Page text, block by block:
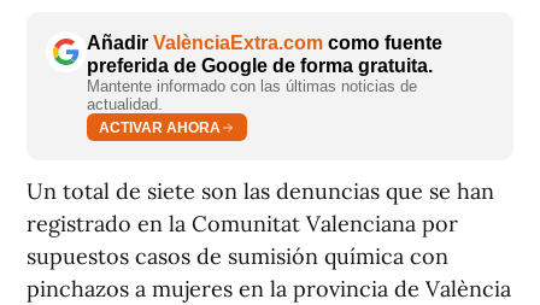
Añadir ValènciaExtra.com como fuente
preferida de Google de forma gratuita.
Mantente informado con las últimas noticias de
actualidad.
ACTIVAR AHORA
Un total de siete son las denuncias que se han
registrado en la Comunitat Valenciana por
supuestos casos de sumisión química con
pinchazos a mujeres en la provincia de València